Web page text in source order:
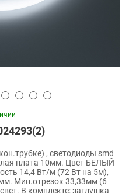
, светодиоды smd
плата 10мм. Цвет БЕЛЫЙ
14,4 Вт/м (72 Вт на 5м),
Мин.отрезок 33,33мм (6
В комплекте: заглушка